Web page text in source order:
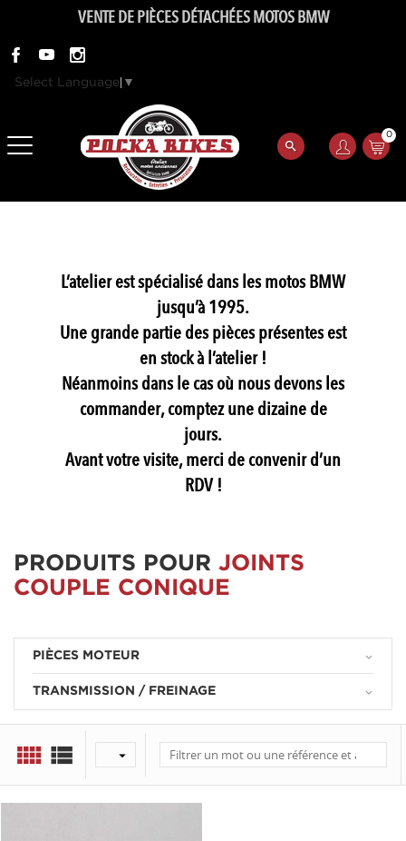
VENTE DE PIÈCES DÉTACHÉES MOTOS BMW
Select Language ▼
0
L’atelier est spécialisé dans les motos BMW
jusqu’à 1995.
Une grande partie des pièces présentes est
en stock à l’atelier !
Néanmoins dans le cas où nous devons les
commander, comptez une dizaine de
jours.
Avant votre visite, merci de convenir d’un
RDV !
PRODUITS POUR JOINTS
COUPLE CONIQUE
PIÈCES MOTEUR keyboard_arrow_down
TRANSMISSION / FREINAGE keyboard_arrow_down
  